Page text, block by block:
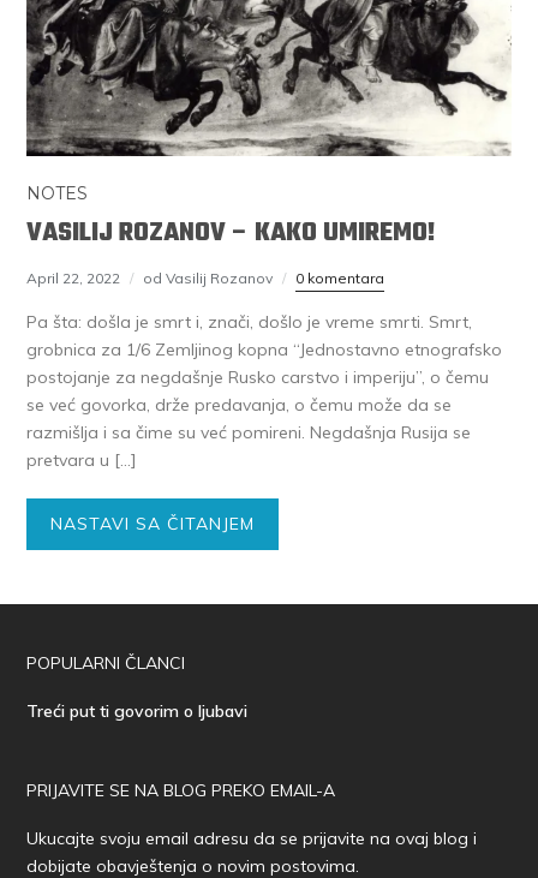
NOTES
VASILIJ ROZANOV – KAKO UMIREMO!
April 22, 2022 od Vasilij Rozanov 0 komentara
Pa šta: došla je smrt i, znači, došlo je vreme smrti. Smrt,
grobnica za 1/6 Zemljinog kopna “Jednostavno etnografsko
postojanje za negdašnje Rusko carstvo i imperiju”, o čemu
se već govorka, drže predavanja, o čemu može da se
razmišlja i sa čime su već pomireni. Negdašnja Rusija se
pretvara u […]
NASTAVI SA ČITANJEM
POPULARNI ČLANCI
Treći put ti govorim o ljubavi
PRIJAVITE SE NA BLOG PREKO EMAIL-A
Ukucajte svoju email adresu da se prijavite na ovaj blog i
dobijate obavještenja o novim postovima.